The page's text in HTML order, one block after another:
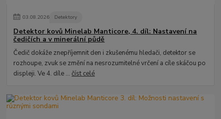
03.08.2026 Detektory
Detektor kovů Minelab Manticore, 4. díl: Nastavení na
čedičích a v minerální půdě
Čedič dokáže znepříjemnit den i zkušenému hledači, detektor se
rozhoupe, zvuk se změní na nesrozumitelné vrčení a cíle skáčou po
displeji. Ve 4. díle ...číst celé